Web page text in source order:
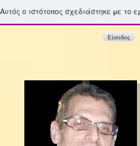
Αυτός ο ιστότοπος σχεδιάστηκε με το
Είσοδος